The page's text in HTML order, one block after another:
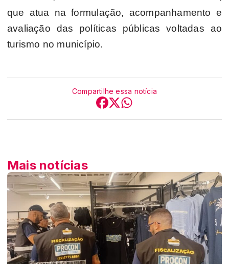
que atua na formulação, acompanhamento e
avaliação das políticas públicas voltadas ao
turismo no município.
Compartilhe essa notícia
Mais notícias